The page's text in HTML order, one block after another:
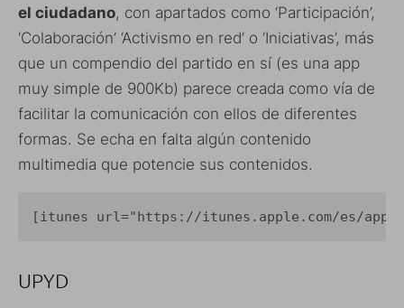
el ciudadano, con apartados como ‘Participación’,
‘Colaboración’ ‘Activismo en red’ o ‘Iniciativas’, más
que un compendio del partido en sí (es una app
muy simple de 900Kb) parece creada como vía de
facilitar la comunicación con ellos de diferentes
formas. Se echa en falta algún contenido
multimedia que potencie sus contenidos.
[itunes url="https://itunes.apple.com/es/app/
UPYD